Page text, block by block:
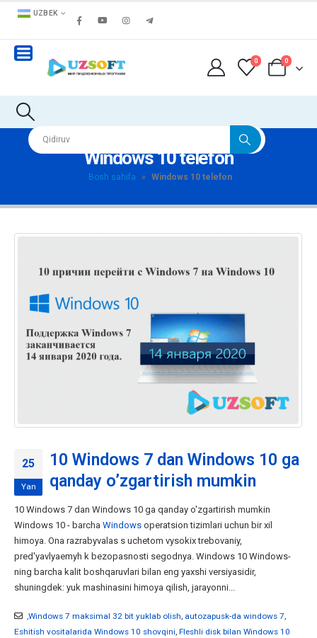
UZBEK
0 0
Windows 10 telefon
Bosh sahifa » Windows 10 telefon
25
Yan
10 Windows 7 dan Windows 10 ga
qanday o’zgartirish mumkin
10 Windows 7 dan Windows 10 ga qanday o'zgartirish mumkin
Windows 10 - barcha Windows operatsion tizimlari uchun bir xil
himoya. Ona razrabyvalas s uchetom vysokix trebovaniy,
pred'yavlyaemyh k bezopasnosti segodnya. Windows 10 Windows-
ning barcha kalit boshqaruvlari bilan eng yaxshi versiyasidir,
shuningdek: yuk mashinasini himoya qilish, jarayonni...
,Windows 7 maksimal 32 bit yuklab olish, autozapusk-da windows 7,
Eshitish vositalarida Windows 10 shovqini, Fleshli disk bilan Windows 10